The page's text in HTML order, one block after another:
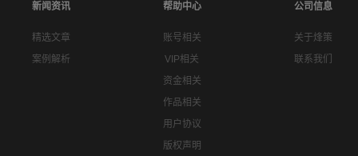
新闻资讯
精选文章
案例解析
帮助中心
账号相关
VIP相关
资金相关
作品相关
用户协议
版权声明
公司信息
关于烽策
联系我们